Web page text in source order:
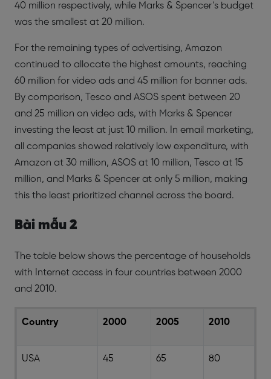
40 million respectively, while Marks & Spencer’s budget
was the smallest at 20 million.
For the remaining types of advertising, Amazon
continued to allocate the highest amounts, reaching
60 million for video ads and 45 million for banner ads.
By comparison, Tesco and ASOS spent between 20
and 25 million on video ads, with Marks & Spencer
investing the least at just 10 million. In email marketing,
all companies showed relatively low expenditure, with
Amazon at 30 million, ASOS at 10 million, Tesco at 15
million, and Marks & Spencer at only 5 million, making
this the least prioritized channel across the board.
Bài mẫu 2
The table below shows the percentage of households
with Internet access in four countries between 2000
and 2010.
Country 2000 2005 2010
USA 45 65 80